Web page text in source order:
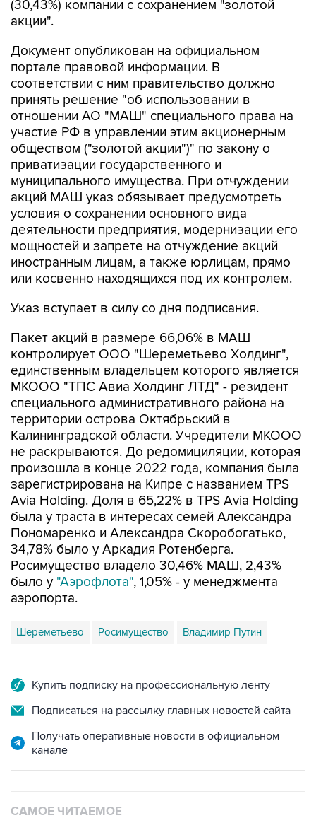
(30,43%) компании с сохранением "золотой
акции".
Документ опубликован на официальном
портале правовой информации. В
соответствии с ним правительство должно
принять решение "об использовании в
отношении АО "МАШ" специального права на
участие РФ в управлении этим акционерным
обществом ("золотой акции")" по закону о
приватизации государственного и
муниципального имущества. При отчуждении
акций МАШ указ обязывает предусмотреть
условия о сохранении основного вида
деятельности предприятия, модернизации его
мощностей и запрете на отчуждение акций
иностранным лицам, а также юрлицам, прямо
или косвенно находящихся под их контролем.
Указ вступает в силу со дня подписания.
Пакет акций в размере 66,06% в МАШ
контролирует ООО "Шереметьево Холдинг",
единственным владельцем которого является
МКООО "ТПС Авиа Холдинг ЛТД" - резидент
специального административного района на
территории острова Октябрьский в
Калининградской области. Учредители МКООО
не раскрываются. До редомициляции, которая
произошла в конце 2022 года, компания была
зарегистрирована на Кипре с названием TPS
Avia Holding. Доля в 65,22% в TPS Avia Holding
была у траста в интересах семей Александра
Пономаренко и Александра Скоробогатько,
34,78% было у Аркадия Ротенберга.
Росимущество владело 30,46% МАШ, 2,43%
было у "Аэрофлота", 1,05% - у менеджмента
аэропорта.
Шереметьево Росимущество Владимир Путин
Купить подписку на профессиональную ленту
Подписаться на рассылку главных новостей сайта
Получать оперативные новости в официальном
канале
САМОЕ ЧИТАЕМОЕ